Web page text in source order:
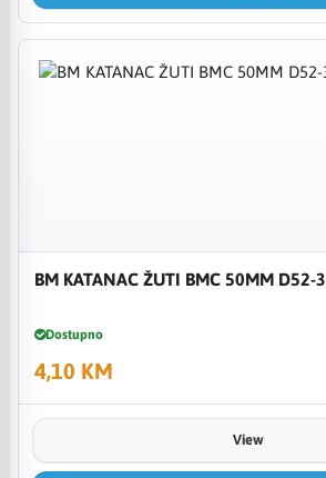
BM KATANAC ŽUTI BMC 50MM D52-3
Dostupno
4,10 KM
View